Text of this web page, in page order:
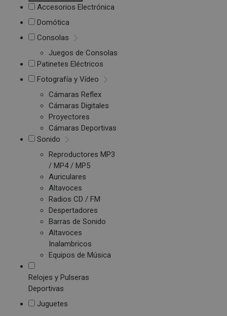
Accesorios Electrónica
Domótica
Consolas
Juegos de Consolas
Patinetes Eléctricos
Fotografía y Vídeo
Cámaras Reflex
Cámaras Digitales
Proyectores
Cámaras Deportivas
Sonido
Reproductores MP3
/ MP4 / MP5
Auriculares
Altavoces
Radios CD / FM
Despertadores
Barras de Sonido
Altavoces
Inalambricos
Equipos de Música
Relojes y Pulseras
Deportivas
Juguetes